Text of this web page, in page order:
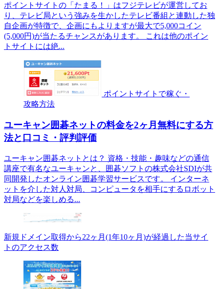
ポイントサイトの「たまる！」はフジテレビが運営してお
り、テレビ局という強みを生かしたテレビ番組と連動した独
自企画が特徴で、企画にもよりますが最大で5,000コイン
(5,000円)が当たるチャンスがあります。 これは他のポイン
トサイトには絶...
ポイントサイトで稼ぐ・
攻略方法
ユーキャン囲碁ネットの料金を2ヶ月無料にする方
法と口コミ・評判評価
ユーキャン囲碁ネットとは？ 資格・技能・趣味などの通信
講座で有名なユーキャンと、囲碁ソフトの株式会社SDIが共
同開発したオンライン囲碁学習サービスです。 インターネ
ットを介した対人対局、コンピュータを相手にするロボット
対局などを楽しめる...
新規ドメイン取得から22ヶ月(1年10ヶ月)が経過した当サイ
トのアクセス数